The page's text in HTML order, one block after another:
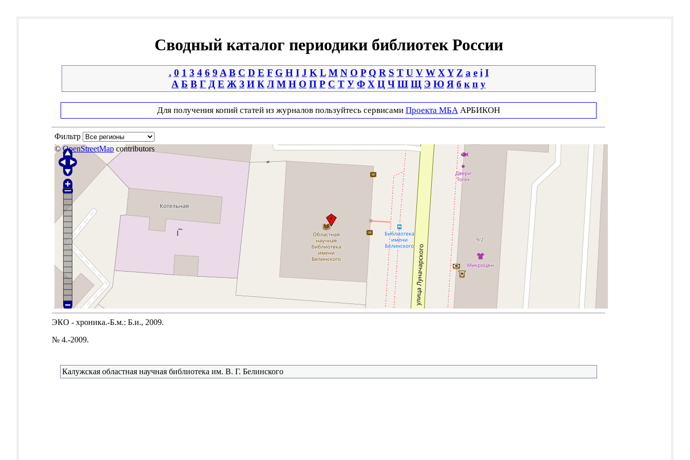
Сводный каталог периодики библиотек России
. 0 1 3 4 6 9 A B C D E F G H I J K L M N O P Q R S T U V W X Y Z a e i І
А Б В Г Д Е Ж З И К Л М Н О П Р С Т У Ф Х Ц Ч Ш Щ Э Ю Я б к п у
Для получения копий статей из журналов пользуйтесь сервисами Проекта МБА АРБИКОН
Фильтр
©OpenStreetMap contributors
ЭКО - хроника.-Б.м.: Б.и., 2009.
№ 4.-2009.
Калужская областная научная библиотека им. В. Г. Белинского